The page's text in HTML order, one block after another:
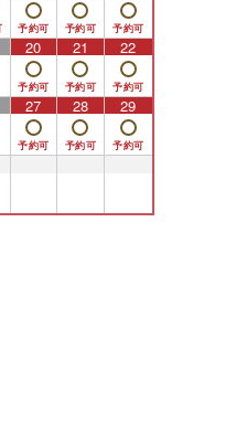
20 21 22
27 28 29